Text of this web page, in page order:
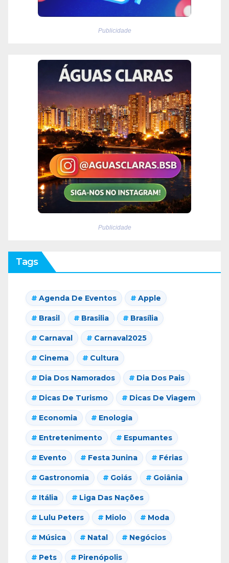
Publicidade
Publicidade
Tags
Agenda De Eventos Apple
Brasil Brasilia Brasília
Carnaval Carnaval2025
Cinema Cultura
Dia Dos Namorados Dia Dos Pais
Dicas De Turismo Dicas De Viagem
Economia Enologia
Entretenimento Espumantes
Evento Festa Junina Férias
Gastronomia Goiás Goiânia
Itália Liga Das Nações
Lulu Peters Miolo Moda
Música Natal Negócios
Pets Pirenópolis